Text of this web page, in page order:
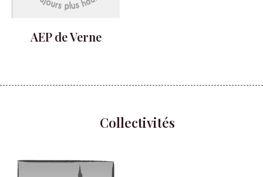
AEP de Verne
Collectivités